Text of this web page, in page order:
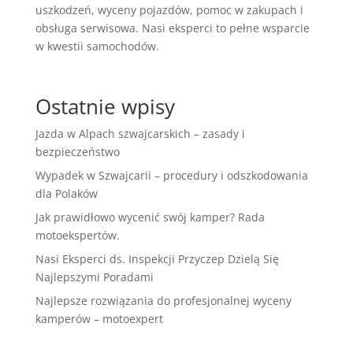
uszkodzeń, wyceny pojazdów, pomoc w zakupach i
obsługa serwisowa. Nasi eksperci to pełne wsparcie
w kwestii samochodów.
Ostatnie wpisy
Jazda w Alpach szwajcarskich – zasady i
bezpieczeństwo
Wypadek w Szwajcarii – procedury i odszkodowania
dla Polaków
Jak prawidłowo wycenić swój kamper? Rada
motoekspertów.
Nasi Eksperci ds. Inspekcji Przyczep Dzielą Się
Najlepszymi Poradami
Najlepsze rozwiązania do profesjonalnej wyceny
kamperów – motoexpert